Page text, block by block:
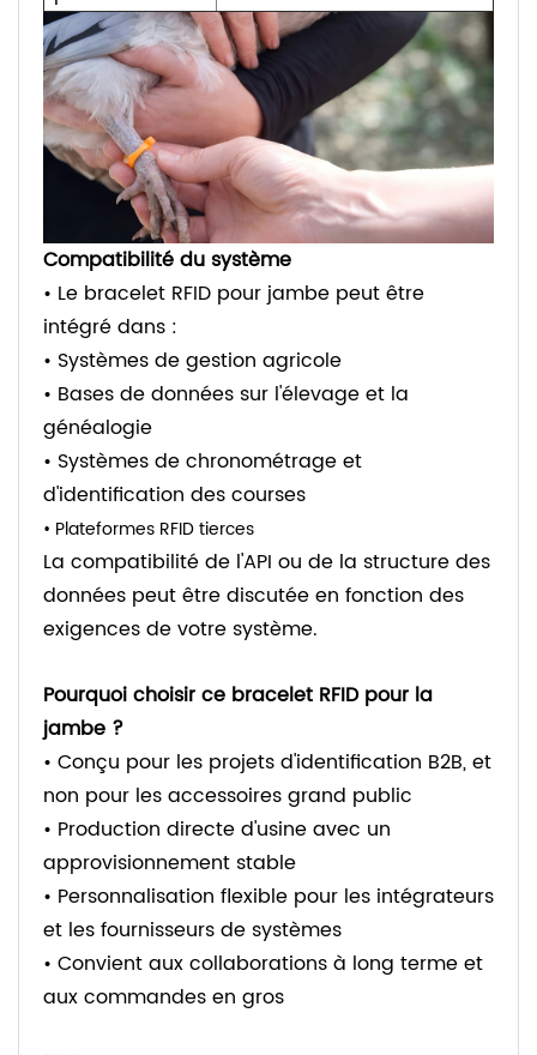
Compatibilité du système
• Le bracelet RFID pour jambe peut être
intégré dans :
• Systèmes de gestion agricole
• Bases de données sur l'élevage et la
généalogie
• Systèmes de chronométrage et
d'identification des courses
• Plateformes RFID tierces
La compatibilité de l'API ou de la structure des
données peut être discutée en fonction des
exigences de votre système.
Pourquoi choisir ce bracelet RFID pour la
jambe ?
• Conçu pour les projets d'identification B2B, et
non pour les accessoires grand public
• Production directe d'usine avec un
approvisionnement stable
• Personnalisation flexible pour les intégrateurs
et les fournisseurs de systèmes
• Convient aux collaborations à long terme et
aux commandes en gros